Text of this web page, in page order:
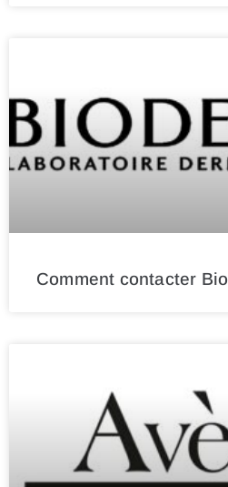
Comment contacter